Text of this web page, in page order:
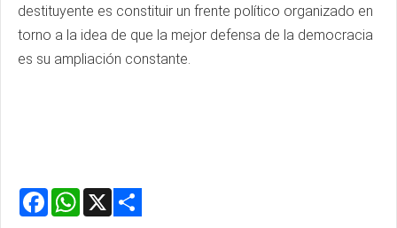
destituyente es constituir un frente político organizado en
torno a la idea de que la mejor defensa de la democracia
es su ampliación constante.
Facebook
WhatsApp